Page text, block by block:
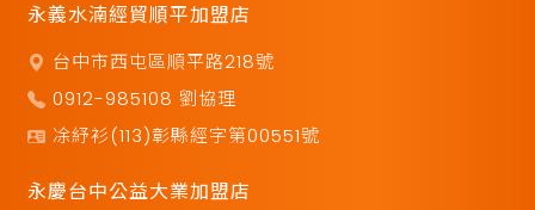
永義水湳經貿順平加盟店
台中市西屯區順平路218號
0912-985108 劉協理
凃紓衫(113)彰縣經字第00551號
永慶台中公益大業加盟店